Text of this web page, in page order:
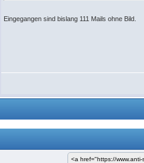
Eingegangen sind bislang 111 Mails ohne Bild.